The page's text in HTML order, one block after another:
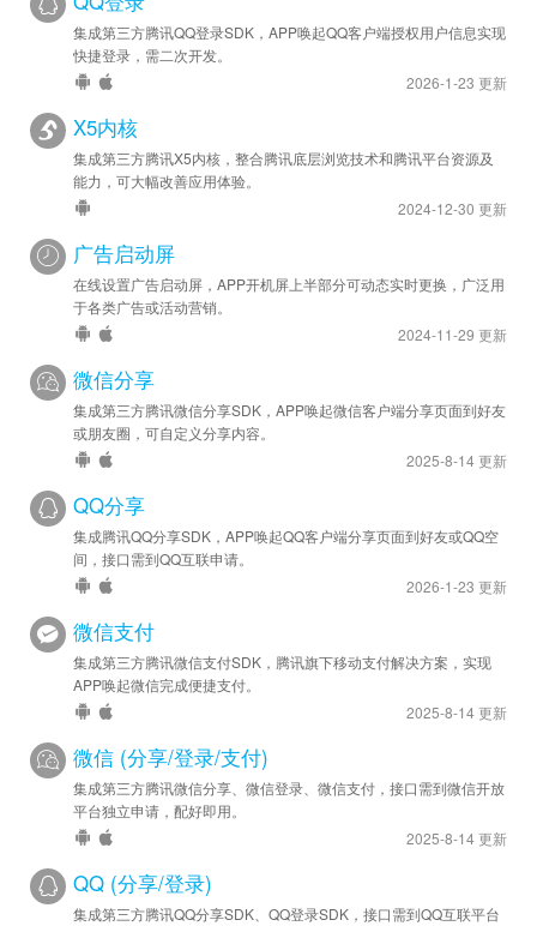
基本概念
数据源是广告主所上报的一方数据的集合，广告主可以向创建好的数
据源中上报数据、查看报表，或将数据源授权给其他账号。
行为数据
行为数据是广告主自身用户在网站、应用、线下、小程序等场景发生
的任意行为，如注册、收藏、付费等。广告主可以上报一些常见的标
准行为，也可以根据自身需求上报自定义行为。行为数据可以用于人
群提取、转化统计、程序化创意、oCPA等。
集成第三方腾讯QQ登录SDK，APP唤起QQ客户端授权用户信息实现
快捷登录，需二次开发。
2026-1-23 更新
X5内核
集成第三方腾讯X5内核，整合腾讯底层浏览技术和腾讯平台资源及
能力，可大幅改善应用体验。
2024-12-30 更新
广告启动屏
在线设置广告启动屏，APP开机屏上半部分可动态实时更换，广泛用
于各类广告或活动营销。
2024-11-29 更新
微信分享
集成第三方腾讯微信分享SDK，APP唤起微信客户端分享页面到好友
或朋友圈，可自定义分享内容。
2025-8-14 更新
QQ分享
集成腾讯QQ分享SDK，APP唤起QQ客户端分享页面到好友或QQ空
间，接口需到QQ互联申请。
2026-1-23 更新
微信支付
集成第三方腾讯微信支付SDK，腾讯旗下移动支付解决方案，实现
APP唤起微信完成便捷支付。
2025-8-14 更新
微信 (分享/登录/支付)
集成第三方腾讯微信分享、微信登录、微信支付，接口需到微信开放
平台独立申请，配好即用。
2025-8-14 更新
QQ (分享/登录)
集成第三方腾讯QQ分享SDK、QQ登录SDK，接口需到QQ互联平台